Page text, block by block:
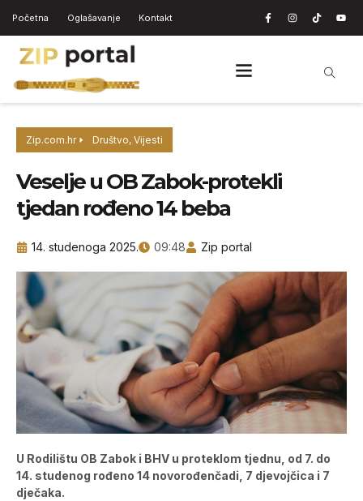
Početna Oglašavanje Kontakt
Zip.com.hr Društvo, Vijesti
Veselje u OB Zabok-protekli
tjedan rođeno 14 beba
14. studenoga 2025. 09:48 Zip portal
U Rodilištu OB Zabok i BHV u proteklom tjednu, od 7. do
14. studenog rođeno 14 novorođenčadi, 7 djevojčica i 7
dječaka.